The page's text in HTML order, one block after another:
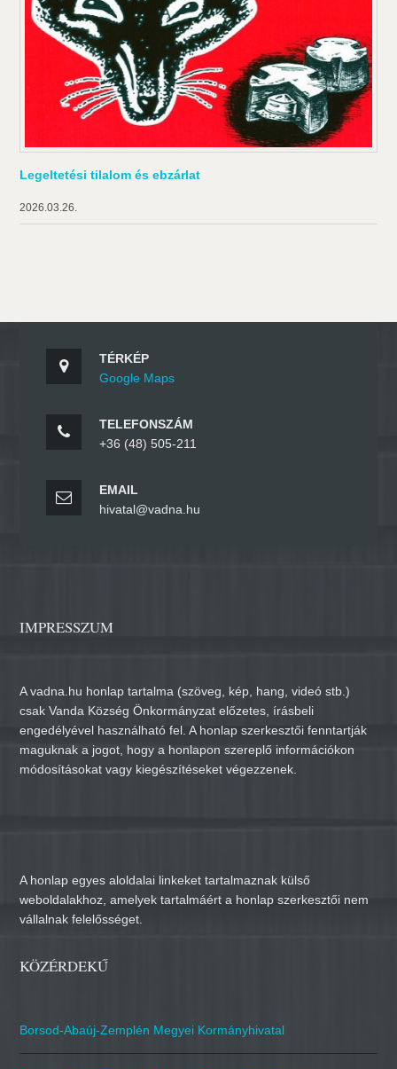
Legeltetési tilalom és ebzárlat
2026.03.26.
TÉRKÉP
Google Maps
TELEFONSZÁM
+36 (48) 505-211
EMAIL
hivatal@vadna.hu
IMPRESSZUM
A vadna.hu honlap tartalma (szöveg, kép, hang, videó stb.)
csak Vanda Község Önkormányzat előzetes, írásbeli
engedélyével használható fel. A honlap szerkesztői fenntartják
maguknak a jogot, hogy a honlapon szereplő információkon
módosításokat vagy kiegészítéseket végezzenek.
A honlap egyes aloldalai linkeket tartalmaznak külső
weboldalakhoz, amelyek tartalmáért a honlap szerkesztői nem
vállalnak felelősséget.
KÖZÉRDEKŰ
Borsod-Abaúj-Zemplén Megyei Kormányhivatal